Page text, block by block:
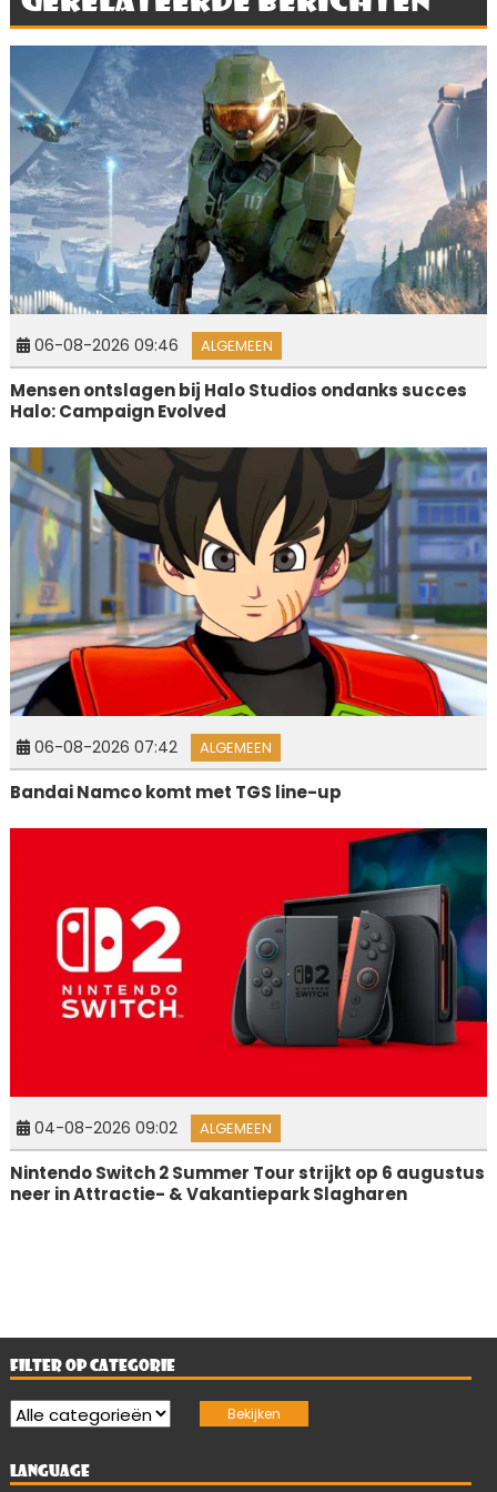
06-08-2026 09:46 ALGEMEEN
Mensen ontslagen bij Halo Studios ondanks succes
Halo: Campaign Evolved
06-08-2026 07:42 ALGEMEEN
Bandai Namco komt met TGS line-up
04-08-2026 09:02 ALGEMEEN
Nintendo Switch 2 Summer Tour strijkt op 6 augustus
neer in Attractie- & Vakantiepark Slagharen
FILTER OP CATEGORIE
LANGUAGE